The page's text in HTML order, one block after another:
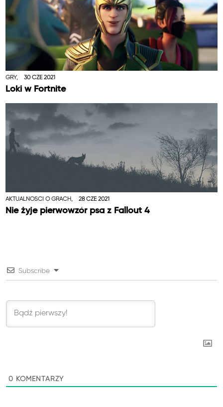
GRY, 30 CZE 2021
Loki w Fortnite
AKTUALNOŚCI O GRACH, 28 CZE 2021
Nie żyje pierwowzór psa z Fallout 4
Subscribe
0 KOMENTARZY